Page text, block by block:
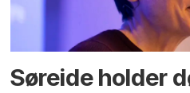
Søreide holder